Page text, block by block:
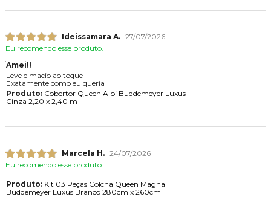
Ideissamara A. 27/07/2026
Eu recomendo esse produto.
Amei!!
Leve e macio ao toque
Exatamente como eu queria
Produto:Cobertor Queen Alpi Buddemeyer Luxus
Cinza 2,20 x 2,40 m
Marcela H. 24/07/2026
Eu recomendo esse produto.
Produto:Kit 03 Peças Colcha Queen Magna
Buddemeyer Luxus Branco 280cm x 260cm